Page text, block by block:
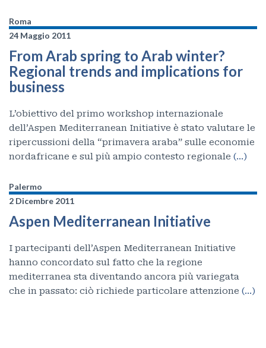
Roma
24 Maggio 2011
From Arab spring to Arab winter?
Regional trends and implications for
business
L’obiettivo del primo workshop internazionale
dell’Aspen Mediterranean Initiative è stato valutare le
ripercussioni della “primavera araba” sulle economie
nordafricane e sul più ampio contesto regionale (…)
Palermo
2 Dicembre 2011
Aspen Mediterranean Initiative
I partecipanti dell’Aspen Mediterranean Initiative
hanno concordato sul fatto che la regione
mediterranea sta diventando ancora più variegata
che in passato: ciò richiede particolare attenzione (…)